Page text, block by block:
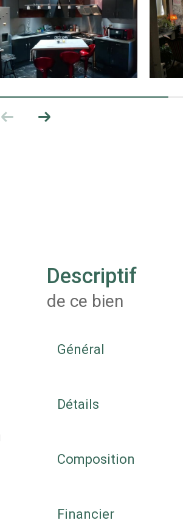
descriptif
de ce bien
Général
Détails
Composition
Financier